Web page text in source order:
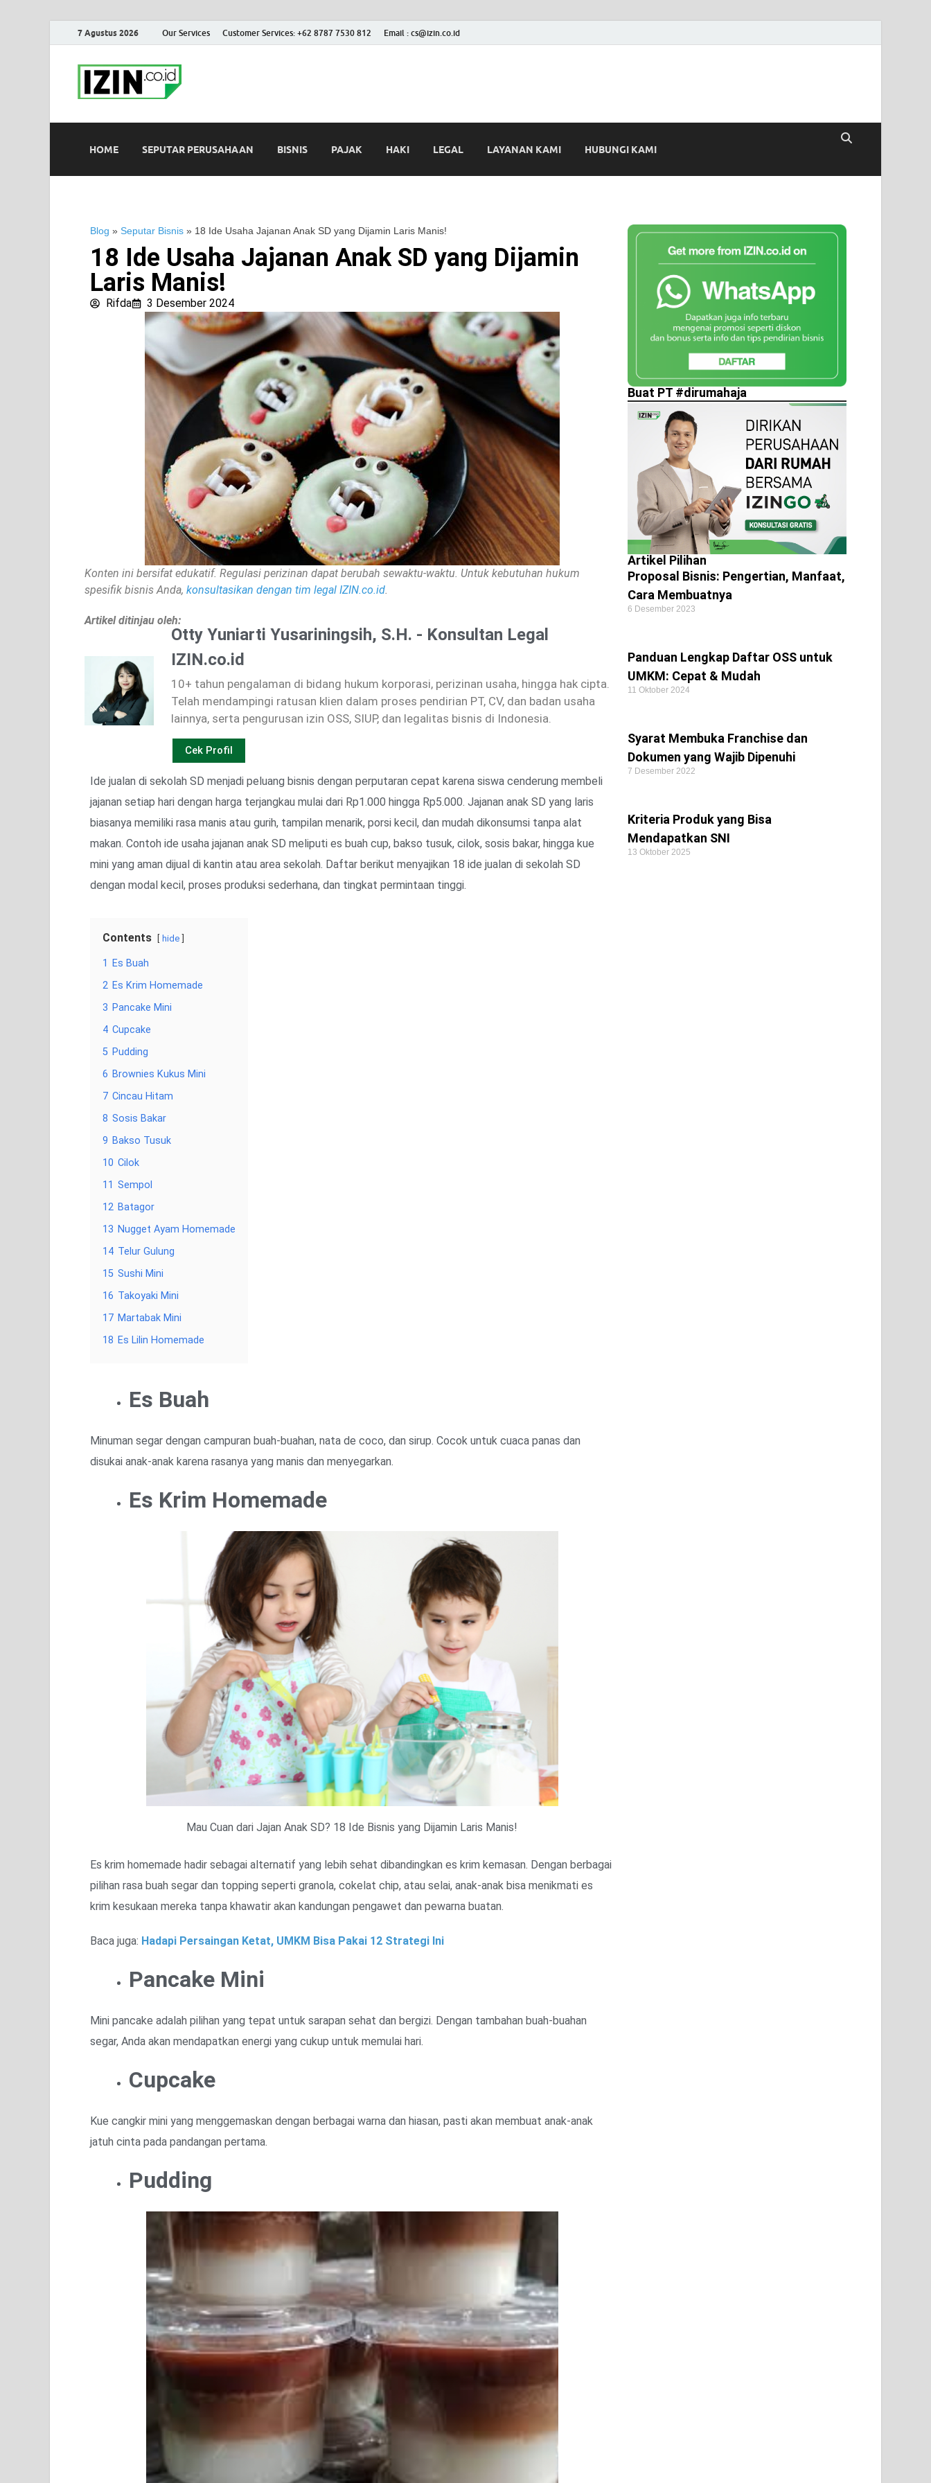
7 Agustus 2026 Our Services Customer Services: +62 8787 7530 812 Email : cs@izin.co.id
HOME SEPUTAR PERUSAHAAN BISNIS PAJAK HAKI LEGAL LAYANAN KAMI HUBUNGI KAMI
Blog » Seputar Bisnis » 18 Ide Usaha Jajanan Anak SD yang Dijamin Laris Manis!
18 Ide Usaha Jajanan Anak SD yang Dijamin
Laris Manis!
Rifda 3 Desember 2024
Konten ini bersifat edukatif. Regulasi perizinan dapat berubah sewaktu-waktu. Untuk kebutuhan hukum
spesifik bisnis Anda, konsultasikan dengan tim legal IZIN.co.id.
Artikel ditinjau oleh:
Otty Yuniarti Yusariningsih, S.H. - Konsultan Legal
IZIN.co.id
10+ tahun pengalaman di bidang hukum korporasi, perizinan usaha, hingga hak cipta.
Telah mendampingi ratusan klien dalam proses pendirian PT, CV, dan badan usaha
lainnya, serta pengurusan izin OSS, SIUP, dan legalitas bisnis di Indonesia.
Cek Profil
Ide jualan di sekolah SD menjadi peluang bisnis dengan perputaran cepat karena siswa cenderung membeli
jajanan setiap hari dengan harga terjangkau mulai dari Rp1.000 hingga Rp5.000. Jajanan anak SD yang laris
biasanya memiliki rasa manis atau gurih, tampilan menarik, porsi kecil, dan mudah dikonsumsi tanpa alat
makan. Contoh ide usaha jajanan anak SD meliputi es buah cup, bakso tusuk, cilok, sosis bakar, hingga kue
mini yang aman dijual di kantin atau area sekolah. Daftar berikut menyajikan 18 ide jualan di sekolah SD
dengan modal kecil, proses produksi sederhana, dan tingkat permintaan tinggi.
Contents hide
1
Es Buah
2 Es Krim Homemade
3 Pancake Mini
4 Cupcake
5 Pudding
6 Brownies Kukus Mini
7 Cincau Hitam
8 Sosis Bakar
9 Bakso Tusuk
10 Cilok
11 Sempol
12 Batagor
13 Nugget Ayam Homemade
14 Telur Gulung
15 Sushi Mini
16 Takoyaki Mini
17 Martabak Mini
18 Es Lilin Homemade
Es Buah
Minuman segar dengan campuran buah-buahan, nata de coco, dan sirup. Cocok untuk cuaca panas dan
disukai anak-anak karena rasanya yang manis dan menyegarkan.
Es Krim Homemade
Mau Cuan dari Jajan Anak SD? 18 Ide Bisnis yang Dijamin Laris Manis!
Es krim homemade hadir sebagai alternatif yang lebih sehat dibandingkan es krim kemasan. Dengan berbagai
pilihan rasa buah segar dan topping seperti granola, cokelat chip, atau selai, anak-anak bisa menikmati es
krim kesukaan mereka tanpa khawatir akan kandungan pengawet dan pewarna buatan.
Baca juga: Hadapi Persaingan Ketat, UMKM Bisa Pakai 12 Strategi Ini
Pancake Mini
Mini pancake adalah pilihan yang tepat untuk sarapan sehat dan bergizi. Dengan tambahan buah-buahan
segar, Anda akan mendapatkan energi yang cukup untuk memulai hari.
Cupcake
Kue cangkir mini yang menggemaskan dengan berbagai warna dan hiasan, pasti akan membuat anak-anak
jatuh cinta pada pandangan pertama.
Pudding
Buat PT #dirumahaja
Artikel Pilihan
Proposal Bisnis: Pengertian, Manfaat,
Cara Membuatnya
6 Desember 2023
Panduan Lengkap Daftar OSS untuk
UMKM: Cepat & Mudah
11 Oktober 2024
Syarat Membuka Franchise dan
Dokumen yang Wajib Dipenuhi
7 Desember 2022
Kriteria Produk yang Bisa
Mendapatkan SNI
13 Oktober 2025